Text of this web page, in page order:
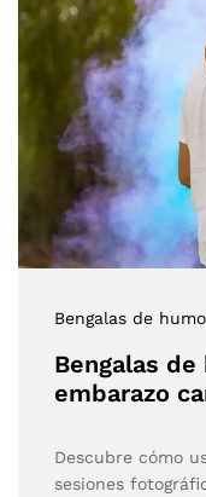
Bengalas de humo
Bengalas
embarazo
Descubre cómo
sesiones